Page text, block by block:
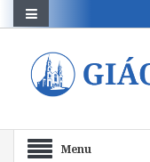
Menu